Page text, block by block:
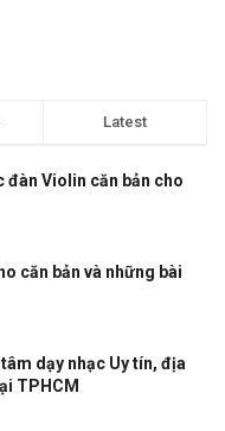
Latest
đàn Violin căn bản cho
căn bản và những bài
dạy nhạc Uy tín, địa
TPHCM